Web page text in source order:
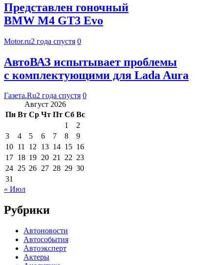
Представлен гоночный
BMW M4 GT3 Evo
Motor.ru2 года спустя 0
АвтоВАЗ испытывает проблемы
с комплектующими для Lada Aura
Газета.Ru2 года спустя 0
Август 2026
Пн Вт Ср Чт Пт Сб Вс
1
2
3
4 5 6 7 8
9
10 11 12 13 14 15 16
17 18 19 20 21 22 23
24 25 26 27 28 29 30
31
« Июл
Рубрики
Автоновости
Автособытия
Автоэксперт
Актеры